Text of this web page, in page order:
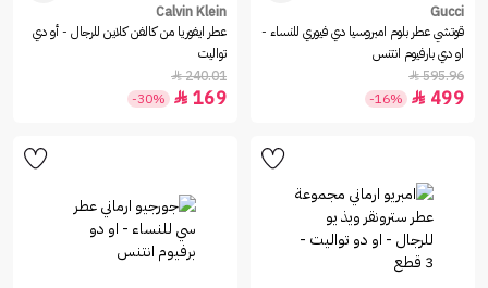
Gucci
قوتشي عطر بلوم امبروسيا دي فيوري للنساء -
او دي بارفيوم انتنس
595.96

499

-16%
Calvin Klein
عطر ايفوريا من كالفن كلاين للرجال - أو دي
تواليت
240.01

169

-30%